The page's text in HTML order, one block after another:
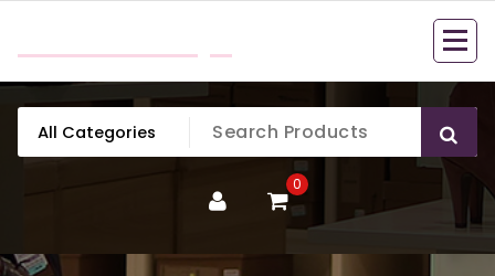
content
0